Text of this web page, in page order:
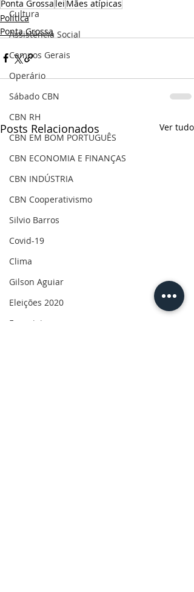
Cultura
Assistência Social
Campos Gerais
Operário
Sábado CBN
CBN RH
CBN EM BOM PORTUGUÊS
CBN ECONOMIA E FINANÇAS
CBN INDÚSTRIA
CBN Cooperativismo
Silvio Barros
Covid-19
Clima
Gilson Aguiar
Eleições 2020
Especiais
Ponta Grossa lei Mães atípicas
Política
Ponta Grossa
Posts Relacionados Ver tudo